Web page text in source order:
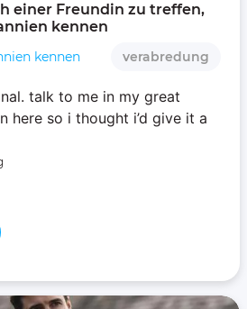
einer Freundin zu treffen,
kennen
kennen verabredung
talk to me in my great
here so i thought i’d give it a